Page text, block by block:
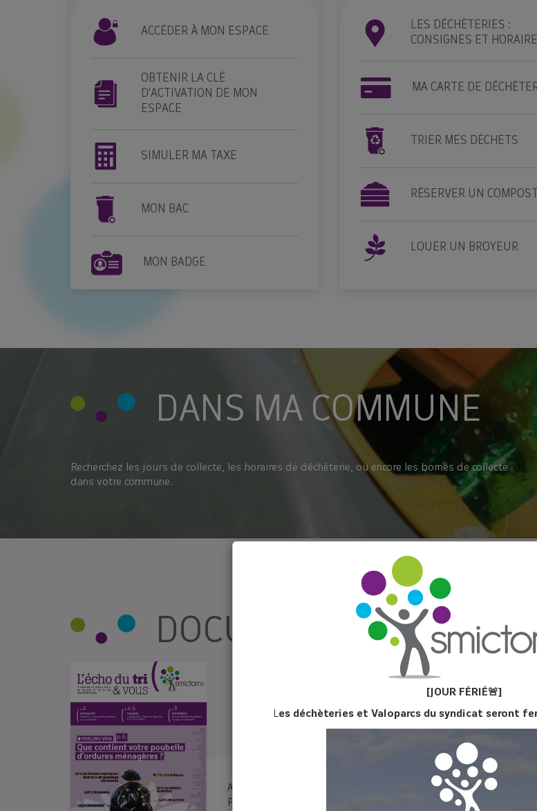
[JOUR FÉRIÉ🚨]
Les déchèteries et Valoparcs du syndicat seront
ACCÉDER À MON ESPACE
OBTENIR LA CLÉ
D'ACTIVATION DE MON
ESPACE
SIMULER MA TAXE
MON BAC
MON BADGE
LES DÉCHÈTERIES :
CONSIGNES ET
MA CARTE DE
TRIER MES DÉCHETS
RÉSERVER UN
LOUER UN BROYEUR
DANS MA COMMUNE
Recherchez les jours de collecte, les horaires de déchèterie, ou encore les bornes de collecte
dans votre commune.
DOCUMENTATION
ÉCHO DU TRI N°31 - JUIN
2026
Au programme : Élections, une nouvelle
Présidence pour le syndicat ! / L’année 2025,